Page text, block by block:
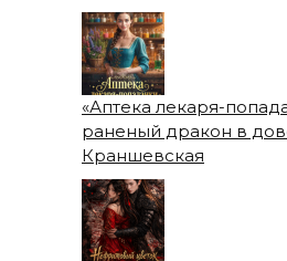
«Аптека лекаря-
раненый дракон в
Краншевская